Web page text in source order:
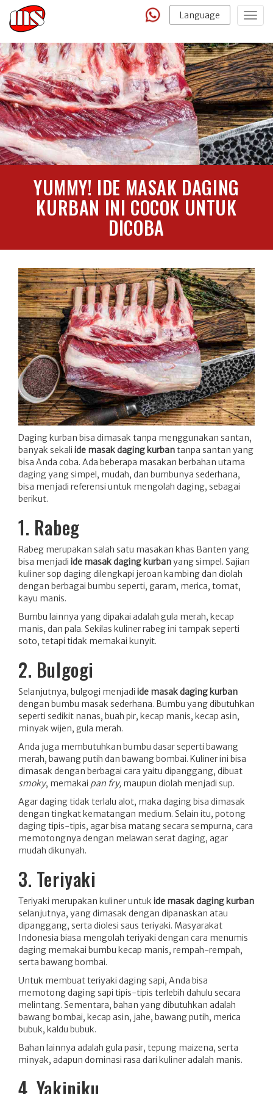
Language
YUMMY! IDE MASAK DAGING
KURBAN INI COCOK UNTUK
DICOBA
Daging kurban bisa dimasak tanpa menggunakan santan,
banyak sekali ide masak daging kurbantanpa santan yang
bisa Anda coba. Ada beberapa masakan berbahan utama
daging yang simpel, mudah, dan bumbunya sederhana,
bisa menjadi referensi untuk mengolah daging, sebagai
berikut.
1. Rabeg
Rabeg merupakan salah satu masakan khas Banten yang
bisa menjadi ide masak daging kurbanyang simpel. Sajian
kuliner sop daging dilengkapi jeroan kambing dan diolah
dengan berbagai bumbu seperti, garam, merica, tomat,
kayu manis.
Bumbu lainnya yang dipakai adalah gula merah, kecap
manis, dan pala. Sekilas kuliner rabeg ini tampak seperti
soto, tetapi tidak memakai kunyit.
2. Bulgogi
Selanjutnya, bulgogi menjadi ide masak daging kurban
dengan bumbu masak sederhana. Bumbu yang dibutuhkan
seperti sedikit nanas, buah pir, kecap manis, kecap asin,
minyak wijen, gula merah.
Anda juga membutuhkan bumbu dasar seperti bawang
merah, bawang putih dan bawang bombai. Kuliner ini bisa
dimasak dengan berbagai cara yaitu dipanggang, dibuat
smoky, memakai pan fry, maupun diolah menjadi sup.
Agar daging tidak terlalu alot, maka daging bisa dimasak
dengan tingkat kematangan medium. Selain itu, potong
daging tipis-tipis, agar bisa matang secara sempurna, cara
memotongnya dengan melawan serat daging, agar
mudah dikunyah.
3. Teriyaki
Teriyaki merupakan kuliner untuk ide masak daging kurban
selanjutnya, yang dimasak dengan dipanaskan atau
dipanggang, serta diolesi saus teriyaki. Masyarakat
Indonesia biasa mengolah teriyaki dengan cara menumis
daging memakai bumbu kecap manis, rempah-rempah,
serta bawang bombai.
Untuk membuat teriyaki daging sapi, Anda bisa
memotong daging sapi tipis-tipis terlebih dahulu secara
melintang. Sementara, bahan yang dibutuhkan adalah
bawang bombai, kecap asin, jahe, bawang putih, merica
bubuk, kaldu bubuk.
Bahan lainnya adalah gula pasir, tepung maizena, serta
minyak, adapun dominasi rasa dari kuliner adalah manis.
4. Yakiniku